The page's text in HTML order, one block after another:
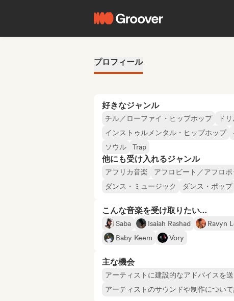
プロフィール
好きなジャンル
チル／ローファイ・ヒップホップ ド
インストゥルメンタル・ヒップホップ
ソウル
Trap
他にも受け入れるジャンル
アフリカ音楽 アフロビート／アフロ
ダンス・ミュージック
ダンス・ポップ
こんな音楽を受け取りたい…
Saba Isaiah Rashad Ravyn
Baby Keem
Vory
主な機会
アーティストに建設的なアドバイスを送
アーティストのサウンドや制作につい